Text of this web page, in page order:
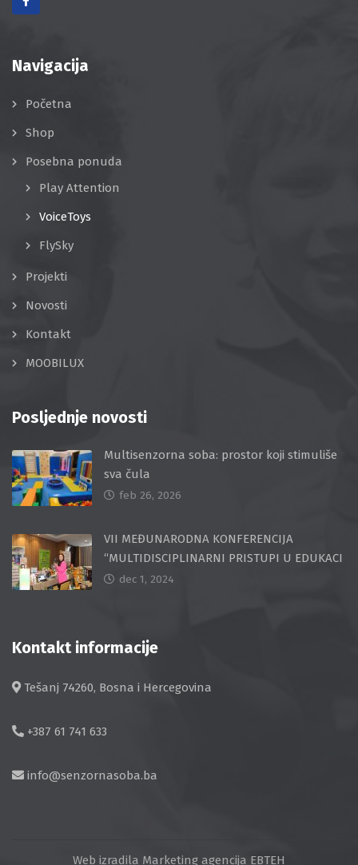
Navigacija
Početna
Shop
Posebna ponuda
Play Attention
VoiceToys
FlySky
Projekti
Novosti
Kontakt
MOOBILUX
Posljednje novosti
Multisenzorna soba: prostor koji stimuliše
sva čula
feb 26, 2026
VII MEĐUNARODNA KONFERENCIJA
“MULTIDISCIPLINARNI PRISTUPI U EDUKACI
dec 1, 2024
Kontakt informacije
Tešanj 74260, Bosna i Hercegovina
+387 61 741 633
info@senzornasoba.ba
Web izradila Marketing agencija EBTEH